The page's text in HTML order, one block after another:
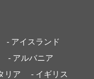
- アイスランド
- アルバニア
リア
- イギリス